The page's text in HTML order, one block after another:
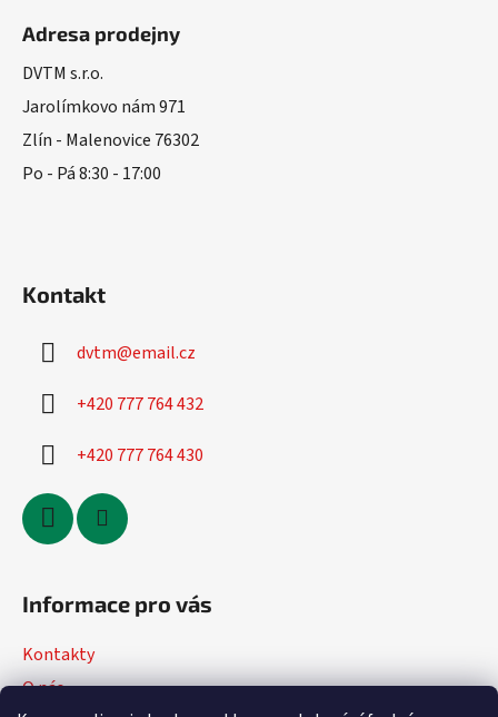
Adresa prodejny
DVTM s.r.o.
Jarolímkovo nám 971
Zlín - Malenovice 76302
Po - Pá 8:30 - 17:00
Kontakt
dvtm@email.cz
+420 777 764 432
+420 777 764 430
Informace pro vás
Kontakty
O nás